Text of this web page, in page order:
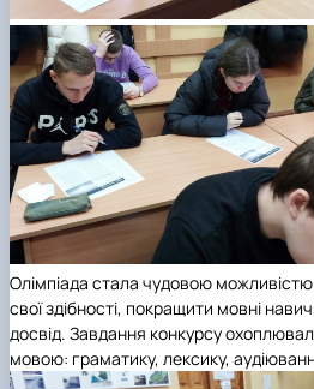
Олімпіада стала чудовою можливістю
свої здібності, покращити мовні
досвід. Завдання конкурсу
мовою: граматику, лексику,